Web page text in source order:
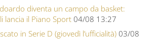
diventa un campo da basket:
lancia il Piano Sport 04/08 13:27
in Serie D (giovedì l’ufficialità) 03/08